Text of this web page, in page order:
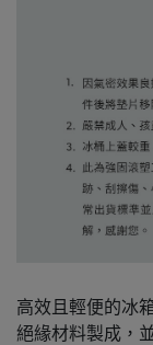
高效且輕便的冰
絕緣材料製成，